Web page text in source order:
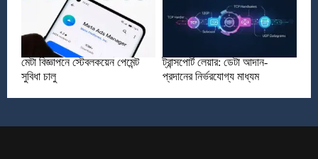
মেটা বিজ্ঞাপনে স্টেবলকয়েন পেমেন্ট
সুবিধা চালু
ট্রান্সপোর্ট লেয়ার: ডেটা আদান-
প্রদানের নির্ভরযোগ্য মাধ্যম